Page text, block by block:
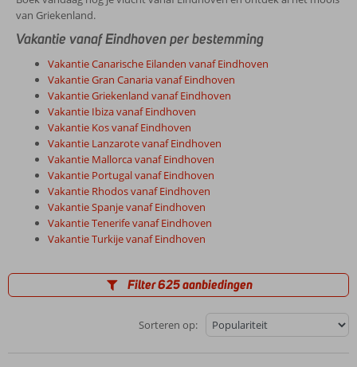
van Griekenland.
Vakantie vanaf Eindhoven per bestemming
Vakantie Canarische Eilanden vanaf Eindhoven
Vakantie Gran Canaria vanaf Eindhoven
Vakantie Griekenland vanaf Eindhoven
Vakantie Ibiza vanaf Eindhoven
Vakantie Kos vanaf Eindhoven
Vakantie Lanzarote vanaf Eindhoven
Vakantie Mallorca vanaf Eindhoven
Vakantie Portugal vanaf Eindhoven
Vakantie Rhodos vanaf Eindhoven
Vakantie Spanje vanaf Eindhoven
Vakantie Tenerife vanaf Eindhoven
Vakantie Turkije vanaf Eindhoven
Filter 625 aanbiedingen
Sorteren op: